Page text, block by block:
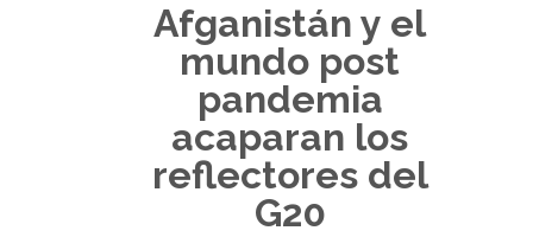
Afganistán y el
mundo post
pandemia
acaparan los
reflectores del
G20